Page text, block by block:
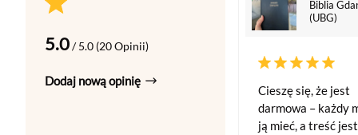
5.0/ 5.0 (20 Opinii)
Dodaj nową opinię
Biblia
(UBG)
Cieszę się, że jest
darmowa – każdy
ją mieć, a treść jest